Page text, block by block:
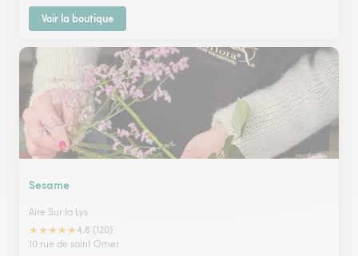
Voir la boutique
Sesame
Aire Sur la Lys
★★★★★4.8 (120)
10 rue de saint Omer